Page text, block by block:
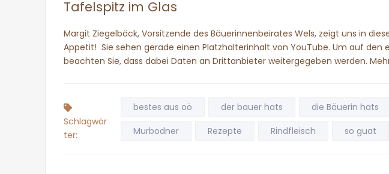
Tafelspitz im Glas
Margit Ziegelbäck, Vorsitzende des Bäuerinnenbeirates Wels, zeigt uns in
Appetit! Sie sehen gerade einen Platzhalterinhalt von YouTube. Um auf
beachten Sie, dass dabei Daten an Drittanbieter weitergegeben werden.
Schlagwör
ter:
bestes aus oö der bauer hats die Bäuerin hats
Murbodner
Rezepte Rindfleisch so guat